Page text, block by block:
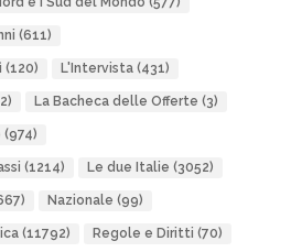
(611)
(120) L'Intervista(431)
La Bacheca delle Offerte (3)
(974)
(1214) Le due Italie (3052)
Nazionale (99)
(11792) Regole e Diritti (70)